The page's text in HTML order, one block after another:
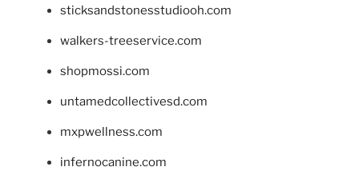
sticksandstonesstudiooh.com
walkers-treeservice.com
shopmossi.com
untamedcollectivesd.com
mxpwellness.com
infernocanine.com